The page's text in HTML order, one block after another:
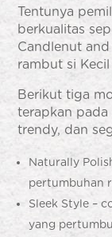
Tentunya
berkualitas
Candlenut
rambut si
Berikut tiga
terapkan
trendy, dan
Naturally
pertumbuhan
Sleek Style –
yang